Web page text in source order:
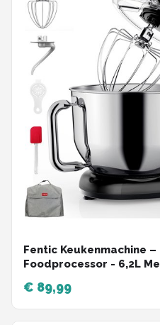
Fentic Keukenmachine
Foodprocessor - 6,2L
Beschermhoes en
€ 89,99